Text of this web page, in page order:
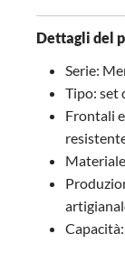
Dettagli del
Serie:
Tipo: set
Frontali